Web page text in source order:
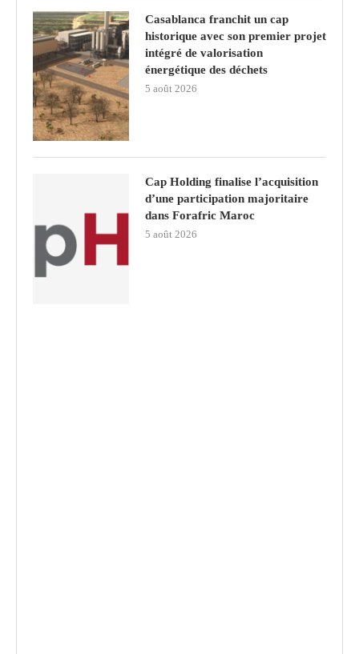
Casablanca franchit un cap
historique avec son premier projet
intégré de valorisation
énergétique des déchets
5 août 2026
Cap Holding finalise l’acquisition
d’une participation majoritaire
dans Forafric Maroc
5 août 2026